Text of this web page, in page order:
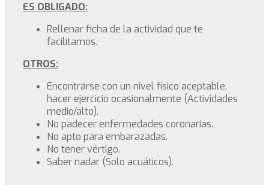
ES OBLIGADO:
Rellenar ficha de la actividad que te
facilitamos.
OTROS:
Encontrarse con un nivel físico aceptable,
hacer ejercicio ocasionalmente (Actividades
medio/alto).
No padecer enfermedades coronarias.
No apto para embarazadas.
No tener vértigo.
Saber nadar (Solo acuáticos).